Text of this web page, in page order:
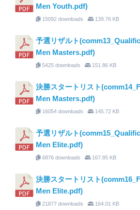
Men Youth.pdf)
15092 downloads 139.76 KB
予選リザルト
Men Masters.pdf)
5425 downloads 151.86 KB
決勝スタートリスト
Men Masters.pdf)
16054 downloads 145.72 KB
予選リザルト
Men Elite.pdf)
6876 downloads 167.85 KB
決勝スタートリスト
Men Elite.pdf)
21877 downloads 164.01 KB